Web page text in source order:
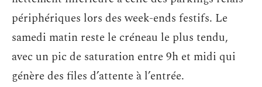
périphériques lors des week-ends festifs. Le
samedi matin reste le créneau le plus tendu,
avec un pic de saturation entre 9h et midi qui
génère des files d’attente à l’entrée.